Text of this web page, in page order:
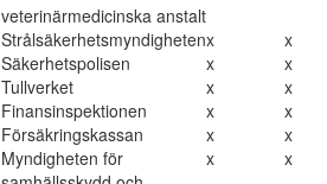
veterinärmedicinska anstalt
Strålsäkerhetsmyndighetenx
x
Säkerhetspolisen
x
x
Tullverket
x
x
Finansinspektionen x
x
Försäkringskassan
x
x
Myndigheten för
x x